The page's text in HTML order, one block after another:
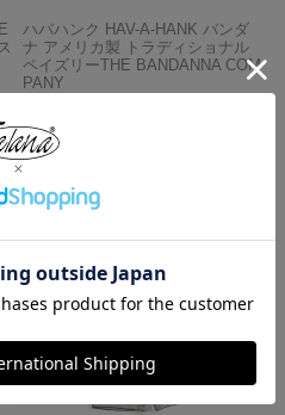
ハバハンク HAV-A-HANK バンダ
ナ アメリカ製 トラディショナル
ペイズリーTHE BANDANNA COM
PANY